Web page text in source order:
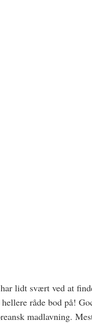
lidt svært ved at
råde bod på!
madlavning.